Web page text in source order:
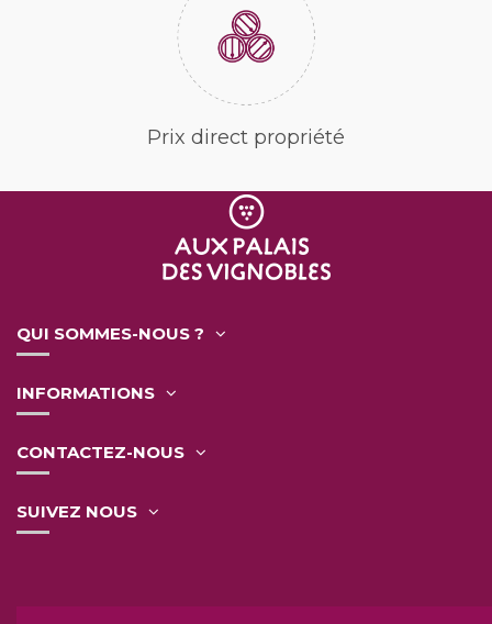
Prix direct propriété
QUI SOMMES-NOUS ?
INFORMATIONS
CONTACTEZ-NOUS
SUIVEZ NOUS